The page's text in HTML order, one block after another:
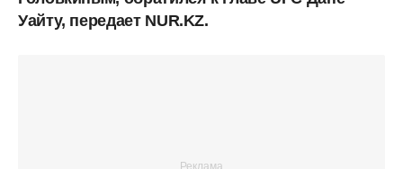
Уайту, передает NUR.KZ.